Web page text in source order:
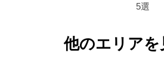
5選
他のエリアを